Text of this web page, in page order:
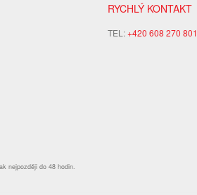
RYCHLÝ KONTAKT
TEL:+420 608 270 801
nejpozději do 48 hodin.